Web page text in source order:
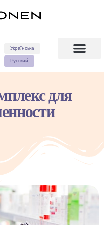
Українська
Русский
для